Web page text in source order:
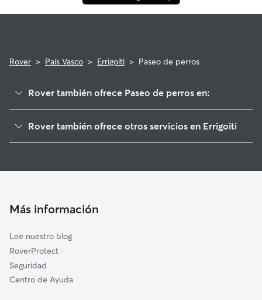
Rover > País Vasco > Errigoiti > Paseo de perros
Rover también ofrece Paseo de perros en:
Gernika-Lumo
Fruiz
Muxika
Ajangiz
Gamiz-Fika
Rover también ofrece otros servicios en Errigoiti
Cuidadores a domicilio en Errigoiti
Más información
Lee nuestro blog
RoverProtect
Seguridad
Centro de Ayuda